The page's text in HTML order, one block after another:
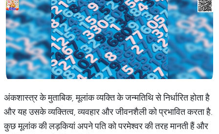
अंकशास्त्र के मुताबिक, मूलांक व्यक्ति के जन्मतिथि से निर्धारित होता है
और यह उसके व्यक्तित्व, व्यवहार और जीवनशैली को प्रभावित करता है.
कुछ मूलांक की लड़कियां अपने पति को परमेश्वर की तरह मानती हैं और